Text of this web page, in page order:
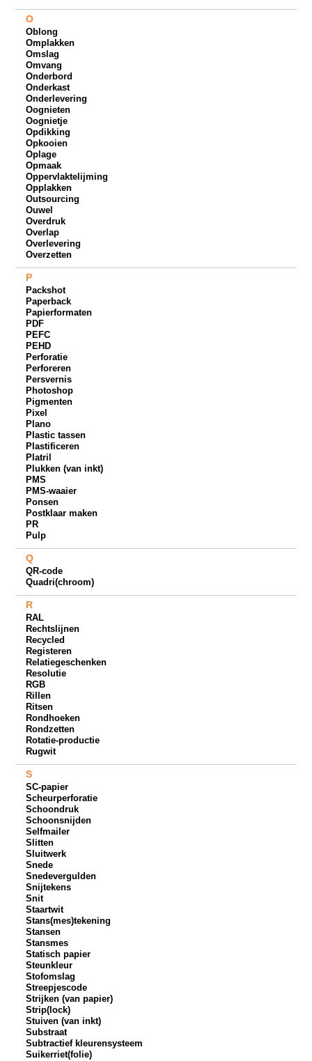
O
Oblong
Omplakken
Omslag
Omvang
Onderbord
Onderkast
Onderlevering
Oognieten
Oognietje
Opdikking
Opkooien
Oplage
Opmaak
Oppervlaktelijming
Opplakken
Outsourcing
Ouwel
Overdruk
Overlap
Overlevering
Overzetten
P
Packshot
Paperback
Papierformaten
PDF
PEFC
PEHD
Perforatie
Perforeren
Persvernis
Photoshop
Pigmenten
Pixel
Plano
Plastic tassen
Plastificeren
Platril
Plukken (van inkt)
PMS
PMS-waaier
Ponsen
Postklaar maken
PR
Pulp
Q
QR-code
Quadri(chroom)
R
RAL
Rechtslijnen
Recycled
Registeren
Relatiegeschenken
Resolutie
RGB
Rillen
Ritsen
Rondhoeken
Rondzetten
Rotatie-productie
Rugwit
S
SC-papier
Scheurperforatie
Schoondruk
Schoonsnijden
Selfmailer
Slitten
Sluitwerk
Snede
Snedevergulden
Snijtekens
Snit
Staartwit
Stans(mes)tekening
Stansen
Stansmes
Statisch papier
Steunkleur
Stofomslag
Streepjescode
Strijken (van papier)
Strip(lock)
Stuiven (van inkt)
Substraat
Subtractief kleurensysteem
Suikerriet(folie)